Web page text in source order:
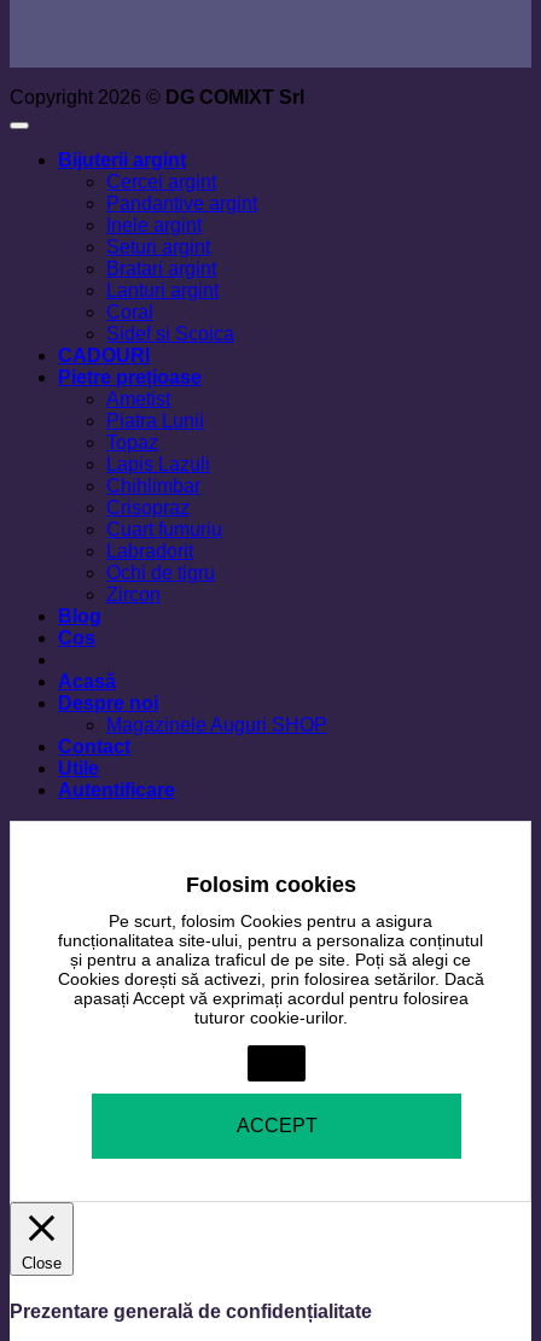
Copyright 2026 © DG COMIXT Srl
Bijuterii argint
Cercei argint
Pandantive argint
Inele argint
Seturi argint
Bratari argint
Lanturi argint
Coral
Sidef si Scoica
CADOURI
Pietre prețioase
Ametist
Piatra Lunii
Topaz
Lapis Lazuli
Chihlimbar
Crisopraz
Cuart fumuriu
Labradorit
Ochi de tigru
Zircon
Blog
Cos
Acasă
Despre noi
Magazinele Auguri SHOP
Contact
Utile
Autentificare
Folosim cookies
Pe scurt, folosim Cookies pentru a asigura
funcționalitatea site-ului, pentru a personaliza conținutul
și pentru a analiza traficul de pe site. Poți să alegi ce
Cookies dorești să activezi, prin folosirea setărilor. Dacă
apasați Accept vă exprimați acordul pentru folosirea
tuturor cookie-urilor.
ACCEPT
Close
Prezentare generală de confidențialitate